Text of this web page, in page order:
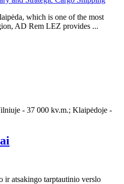
which is one of the most
AD Rem LEZ provides ...
- 37 000 kv.m.; Klaipėdoje -
ir atsakingo tarptautinio verslo